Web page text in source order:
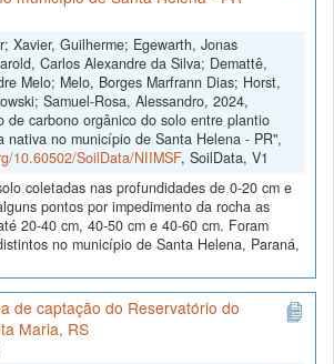
Xavier, Guilherme; Egewarth, Jonas
Carlos Alexandre da Silva; Demattê,
Melo; Melo, Borges Marfrann Dias; Horst,
Samuel-Rosa, Alessandro, 2024,
de carbono orgânico do solo entre plantio
nativa no município de Santa Helena - PR",
10.60502/SoilData/NIIMSF, SoilData, V1
coletadas nas profundidades de 0-20 cm e
pontos por impedimento da rocha as
20-40 cm, 40-50 cm e 40-60 cm. Foram
no município de Santa Helena, Paraná,
de captação do Reservatório do
Maria, RS